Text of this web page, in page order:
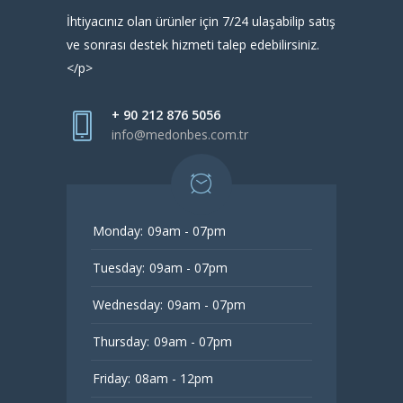
İhtiyacınız olan ürünler için 7/24 ulaşabilip satış
ve sonrası destek hizmeti talep edebilirsiniz.
</p>
+ 90 212 876 5056
info@medonbes.com.tr
Monday: 09am - 07pm
Tuesday: 09am - 07pm
Wednesday: 09am - 07pm
Thursday: 09am - 07pm
Friday: 08am - 12pm